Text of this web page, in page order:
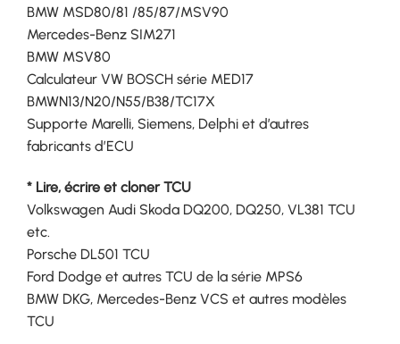
BMW MSD80/81 /85/87/MSV90
Mercedes-Benz SIM271
BMW MSV80
Calculateur VW BOSCH série MED17
BMWN13/N20/N55/B38/TC17X
Supporte Marelli, Siemens, Delphi et d’autres
fabricants d’ECU
* Lire, écrire et cloner TCU
Volkswagen Audi Skoda DQ200, DQ250, VL381 TCU
etc.
Porsche DL501 TCU
Ford Dodge et autres TCU de la série MPS6
BMW DKG, Mercedes-Benz VCS et autres modèles
TCU